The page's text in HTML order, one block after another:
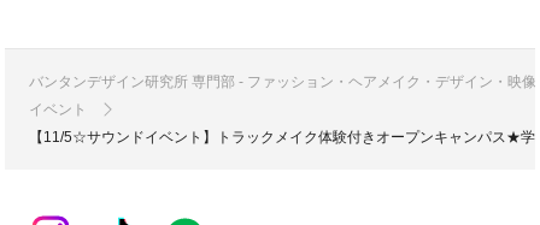
バンタンデザイン研究所 専門部 - ファッション・ヘアメイク・デザイン・映
イベント
【11/5☆サウンドイベント】トラックメイク体験付きオープンキャンパス★